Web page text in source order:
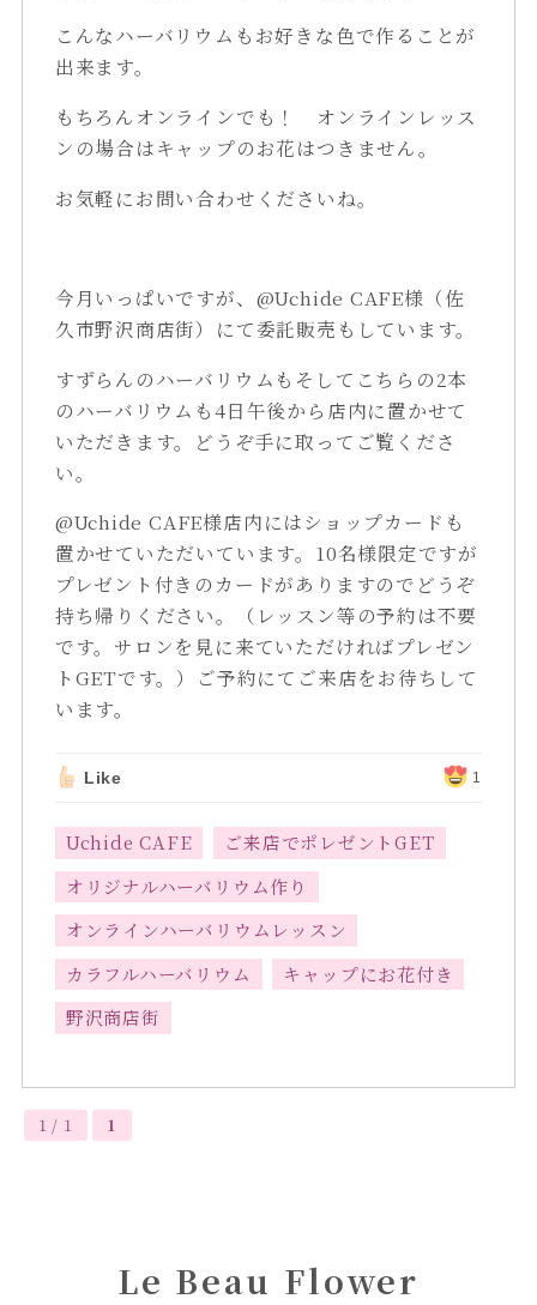
こんなハーバリウムもお好きな色で作ることが
出来ます。
もちろんオンラインでも！ オンラインレッス
ンの場合はキャップのお花はつきません。
お気軽にお問い合わせくださいね。
今月いっぱいですが、@Uchide CAFE様（佐
久市野沢商店街）にて委託販売もしています。
すずらんのハーバリウムもそしてこちらの2本
のハーバリウムも4日午後から店内に置かせて
いただきます。どうぞ手に取ってご覧くださ
い。
@Uchide CAFE様店内にはショップカードも
置かせていただいています。10名様限定ですが
プレゼント付きのカードがありますのでどうぞ
持ち帰りください。（レッスン等の予約は不要
です。サロンを見に来ていただければプレゼン
トGETです。）ご予約にてご来店をお待ちして
います。
Like 1
Uchide CAFE
ご来店でポレゼントGET
オリジナルハーバリウム作り
オンラインハーバリウムレッスン
カラフルハーバリウム
キャップにお花付き
野沢商店街
1 / 1 1
Le Beau Flower